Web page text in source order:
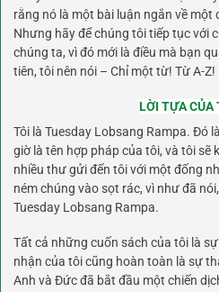
rằng nó là một bài luận ngắn về một
Nhưng hãy để chúng tôi tiếp tục với
chúng ta, vì đó mới là điều mà bạn
tiên, tôi nên nói – Chỉ một từ! Từ A-Z!
LỜI TỰA CỦA
Tôi là Tuesday Lobsang Rampa. Đó
giờ là tên hợp pháp của tôi, và tôi sẽ
nhiều thư gửi đến tôi với một đống
ném chúng vào sọt rác, vì như đã
Tuesday Lobsang Rampa.
Tất cả những cuốn sách của tôi là
nhận của tôi cũng hoàn toàn là sự
Anh và Đức đã bắt đầu một chiến